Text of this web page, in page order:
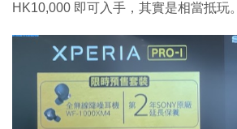
HK10,000 即可入手，其實是相當抵玩。